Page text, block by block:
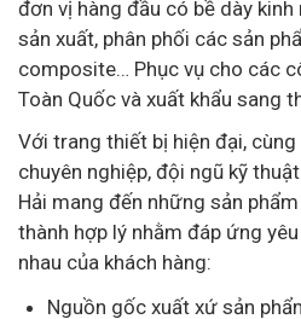
đơn vị hàng đầu có bề dày
sản xuất, phân phối các sản
composite… Phục vụ cho các
Toàn Quốc và xuất khẩu sang
Với trang thiết bị hiện đại,
chuyên nghiệp, đội ngũ kỹ
Hải mang đến những sản
thành hợp lý nhằm đáp ứng
nhau của khách hàng:
Nguồn gốc xuất xứ sản